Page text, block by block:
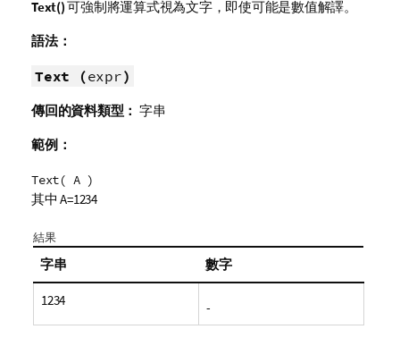
Text()可強制將運算式視為文字，即使可能是數值解譯。
語法：
Text (expr)
傳回的資料類型： 字串
範例：
Text( A )
其中 A=1234
結果
字串 數字
1234 -